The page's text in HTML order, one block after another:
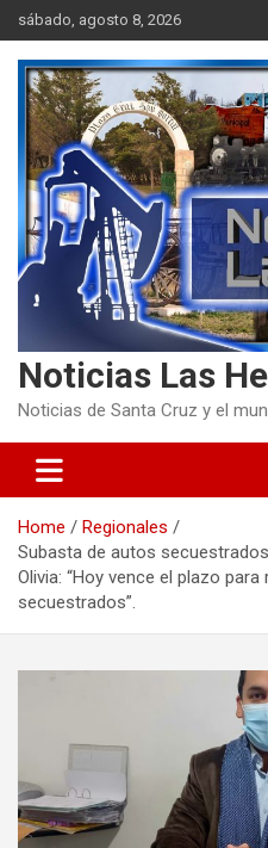
Skip
to
content
sábado, agosto 8, 2026
Noticias Las
Noticias de Santa Cruz y el
Home
Regionales
Subasta de autos
Olivia: “Hoy vence el plazo
secuestrados”.